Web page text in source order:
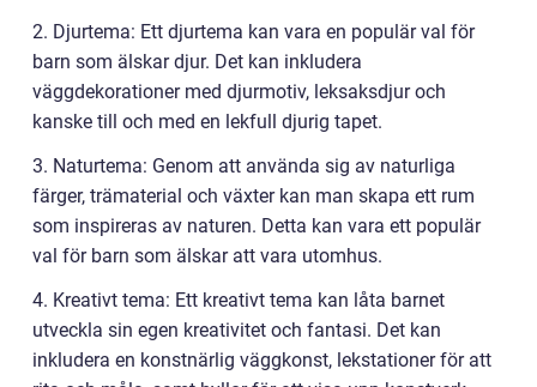
2. Djurtema: Ett djurtema kan vara en populär val för
barn som älskar djur. Det kan inkludera
väggdekorationer med djurmotiv, leksaksdjur och
kanske till och med en lekfull djurig tapet.
3. Naturtema: Genom att använda sig av naturliga
färger, trämaterial och växter kan man skapa ett rum
som inspireras av naturen. Detta kan vara ett populär
val för barn som älskar att vara utomhus.
4. Kreativt tema: Ett kreativt tema kan låta barnet
utveckla sin egen kreativitet och fantasi. Det kan
inkludera en konstnärlig väggkonst, lekstationer för att